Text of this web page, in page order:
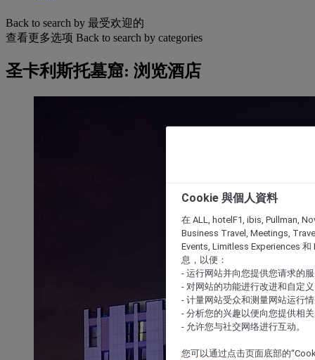
Back to search by 最受欢迎的
查看更多选项 Back to search by categories
圣卡利斯托墓窟: 浏览酒店
Cookie 與個人資料
在 ALL, hotelF1, ibis, Pullman,
Business Travel, Meetings,
Events, Limitless Experiences 和
息，以便：
- 运行网站并向您提供您请求的
- 对网站的功能进行改进和自定义
- 计量网站受众和测量网站运行
- 分析您的兴趣以便向您提供相
- 允许您与社交网络进行互动。
您可以通过点击页面底部的